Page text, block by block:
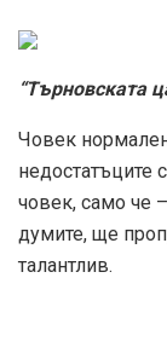
“Търновската
Човек
недостатъците
човек, само че
думите, ще
талантлив.